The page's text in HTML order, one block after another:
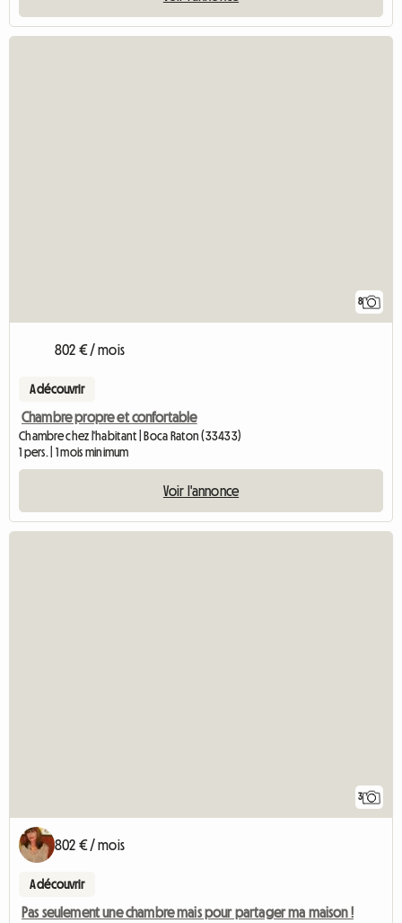
8
802 € / mois
A découvrir
Chambre propre et confortable
Chambre chez l'habitant | Boca Raton (33433)
1 pers. | 1 mois minimum
Voir l'annonce
3
802 € / mois
A découvrir
Pas seulement une chambre mais pour partager ma maison !